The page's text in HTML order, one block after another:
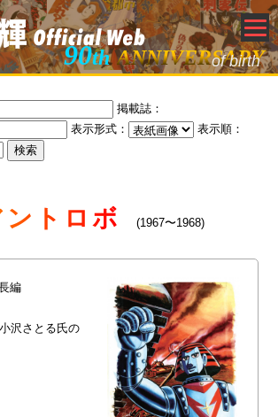
90th ANNIVERSARY
of birth
掲載誌：
表示形式：
表示順：
トロボ (1967〜1968)
編
沢さとる氏の